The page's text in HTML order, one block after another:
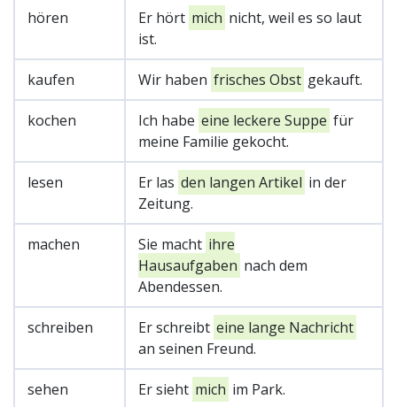
hören Er hört mich nicht, weil es so laut
ist.
kaufen Wir haben frisches Obst gekauft.
kochen Ich habe eine leckere Suppe für
meine Familie gekocht.
lesen Er las den langen Artikel in der
Zeitung.
machen Sie macht ihre
Hausaufgaben nach dem
Abendessen.
schreiben Er schreibt eine lange Nachricht
an seinen Freund.
sehen Er sieht mich im Park.